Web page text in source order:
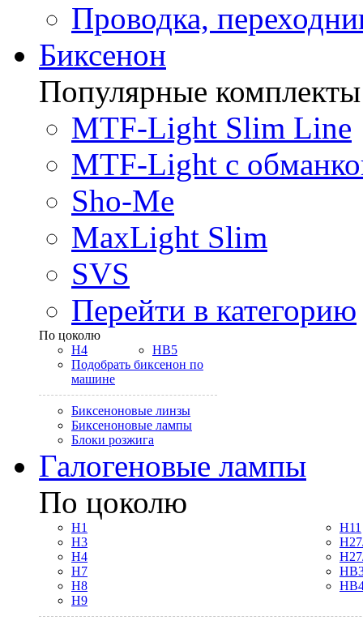
Проводка,
Биксенон
Популярные комплекты
MTF-Light Slim Line
MTF-Light с
Sho-Me
MaxLight Slim
SVS
Перейти в категорию
По цоколю
H4
HB5
Подобрать биксенон по
машине
Биксеноновые линзы
Биксеноновые лампы
Блоки розжига
Галогеновые лампы
По цоколю
H1
H3
H4
H7
H8
H9
H11